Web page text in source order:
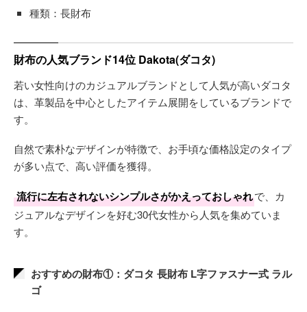
種類：長財布
財布の人気ブランド14位 Dakota(ダコタ)
若い女性向けのカジュアルブランドとして人気が高いダコタ
は、革製品を中心としたアイテム展開をしているブランドで
す。
自然で素朴なデザインが特徴で、お手頃な価格設定のタイプ
が多い点で、高い評価を獲得。
流行に左右されないシンプルさがかえっておしゃれで、カ
ジュアルなデザインを好む30代女性から人気を集めていま
す。
おすすめの財布①：ダコタ 長財布 L字ファスナー式 ラル
ゴ